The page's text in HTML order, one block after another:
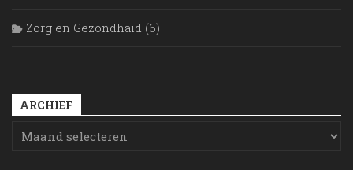
Zörg en Gezondhaid (6)
ARCHIEF